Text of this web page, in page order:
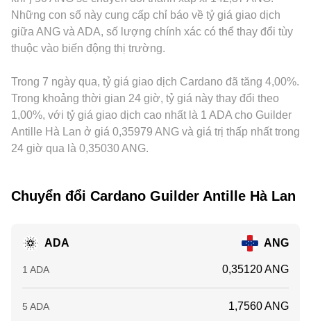
đáo hạn quyền chọn, cũng như dòng tiền ví lớn và luân
chuyển staking/unstaking trên chuỗi, thường tạo thêm biến
động ngắn hạn xung quanh những yếu tố nền tảng nói trên,
conversion rate ADA/ANG mà người dùng nhìn thấy.
USDT/ANG gắn với USD; bất kỳ chênh lệch nhỏ nào của
USDT so với USD hoặc chi phí chuyển đổi bổ sung đều có
thể truyền vào giá niêm yết ADA/ANG. Hoạt động arbitrage
giữa các sàn giúp thu hẹp khoảng cách bằng cách mua nơi
do phí giao dịch, thời gian rút nạp, rủi ro thị trường và giới
hạn vốn, vì vậy conversion rate ADA/ANG vẫn có thể khác
nhau trong ngắn hạn.
Những con số này cung cấp chỉ báo về tỷ giá giao dịch
giữa ANG và ADA, số lượng chính xác có thể thay đổi tùy
thuộc vào biến động thị trường.
Trong 7 ngày qua, tỷ giá giao dịch Cardano đã tăng 4,00%.
Trong khoảng thời gian 24 giờ, tỷ giá này thay đổi theo
1,00%, với tỷ giá giao dịch cao nhất là 1 ADA cho Guilder
Antille Hà Lan ở giá 0,35979 ANG và giá trị thấp nhất trong
24 giờ qua là 0,35030 ANG.
Chuyển đổi Cardano Guilder Antille Hà Lan
ADA ANG
1 ADA 0,35120 ANG
5 ADA 1,7560 ANG